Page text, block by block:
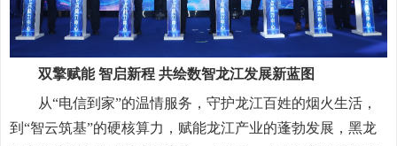
双擎赋能 智启新程 共绘数智龙江发展新蓝图
从“电信到家”的温情服务，守护龙江百姓的烟火生活，
到“智云筑基”的硬核算力，赋能龙江产业的蓬勃发展，黑龙